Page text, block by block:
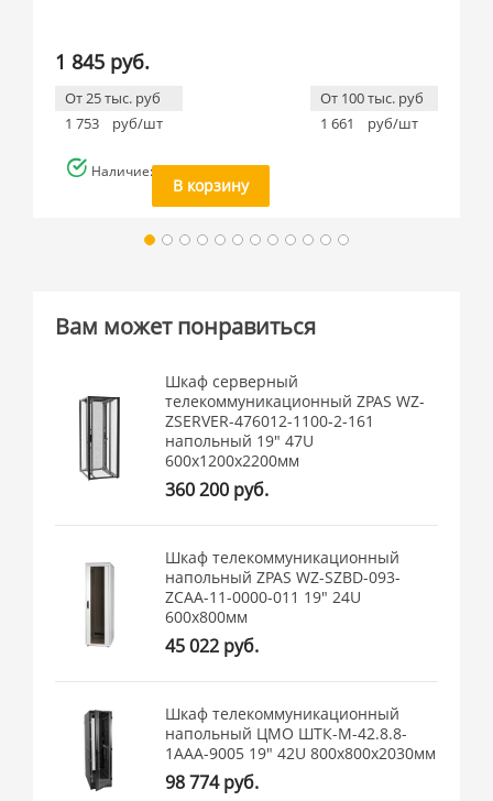
1 845 руб.
От 25 тыс. руб
1 753
руб/шт
От 100 тыс. руб
1 661
руб/шт
Наличие: много
В корзину
Вам может понравиться
Шкаф серверный
телекоммуникационный ZPAS WZ-
ZSERVER-476012-1100-2-161
напольный 19" 47U
600x1200x2200мм
360 200 руб.
Шкаф телекоммуникационный
напольный ZPAS WZ-SZBD-093-
ZCAA-11-0000-011 19" 24U
600x800мм
45 022 руб.
Шкаф телекоммуникационный
напольный ЦМО ШТК-М-42.8.8-
1ААА-9005 19" 42U 800x800x2030мм
98 774 руб.